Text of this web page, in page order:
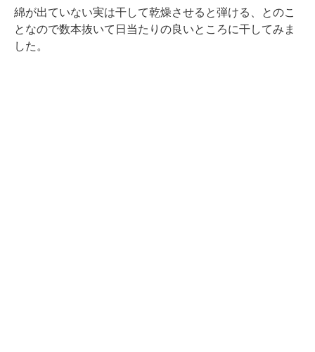
綿が出ていない実は干して乾燥させると弾ける、とのこ
となので数本抜いて日当たりの良いところに干してみま
した。